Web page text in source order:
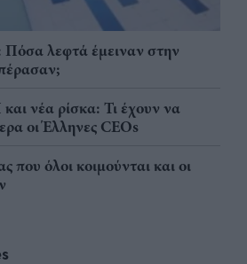
Πόσα λεφτά έμειναν στην
νέα ρίσκα: Τι έχουν να
οι Έλληνες CEOs
όλοι κοιμούνται και οι